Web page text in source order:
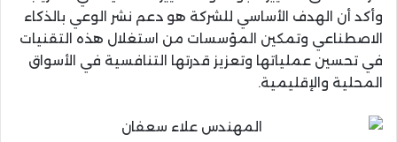
وأكد أن الهدف الأساسي للشركة هو دعم نشر الوعي بالذكاء
الاصطناعي وتمكين المؤسسات من استغلال هذه التقنيات
في تحسين عملياتها وتعزيز قدرتها التنافسية في الأسواق
المحلية والإقليمية.